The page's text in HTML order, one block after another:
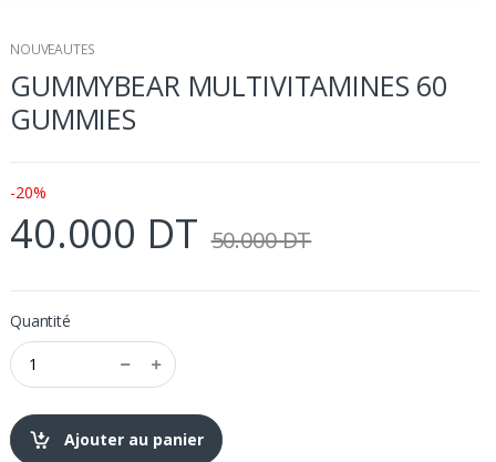
NOUVEAUTES
GUMMYBEAR MULTIVITAMINES 60
GUMMIES
-20%
40.000 DT 50.000 DT
Quantité
Ajouter au panier